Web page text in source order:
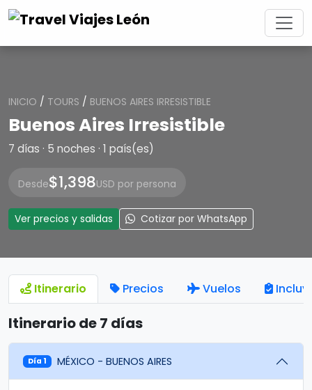
INICIO / TOURS / BUENOS AIRES IRRESISTIBLE
Buenos Aires Irresistible
7 días · 5 noches · 1 país(es)
Desde$1,398USD por persona
Ver precios y salidas Cotizar por WhatsApp
Itinerario Precios Vuelos
Itinerario de 7 días
Día 1 MÉXICO - BUENOS AIRES